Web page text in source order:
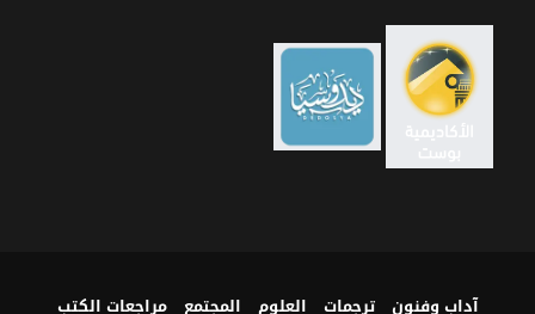
آداب وفنون ترجمات العلوم المجتمع مراجعات الكتب